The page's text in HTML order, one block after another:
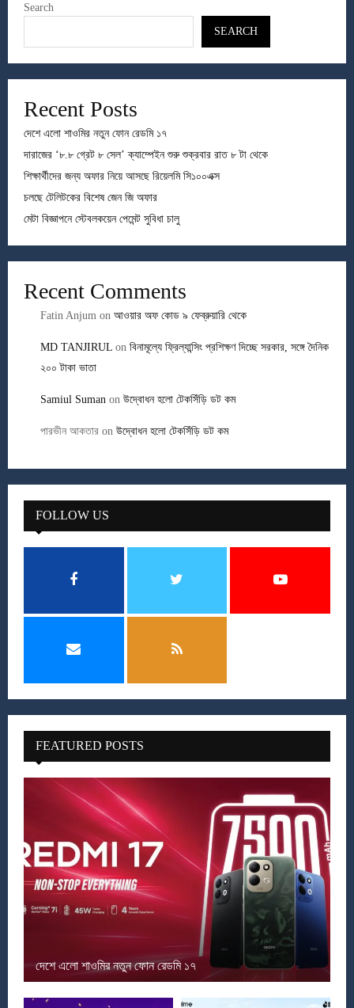
Search
SEARCH
Recent Posts
দেশে এলো শাওমির নতুন ফোন রেডমি ১৭
দারাজের ‘৮.৮ গ্রেট ৮ সেল’ ক্যাম্পেইন শুরু শুক্রবার রাত ৮ টা থেকে
শিক্ষার্থীদের জন্য অফার নিয়ে আসছে রিয়েলমি সি১০০এক্স
চলছে টেলিটকের বিশেষ জেন জি অফার
মেটা বিজ্ঞাপনে স্টেবলকয়েন পেমেন্ট সুবিধা চালু
Recent Comments
Fatin Anjum on আওয়ার অফ কোড ৯ ফেব্রুয়ারি থেকে
MD TANJIRUL on বিনামূল্যে ফ্রিল্যান্সিং প্রশিক্ষণ দিচ্ছে সরকার, সঙ্গে দৈনিক
২০০ টাকা ভাতা
Samiul Suman on উদ্বোধন হলো টেকসিঁড়ি ডট কম
পারভীন আকতার on উদ্বোধন হলো টেকসিঁড়ি ডট কম
FOLLOW US
FEATURED POSTS
দেশে এলো শাওমির নতুন ফোন রেডমি ১৭